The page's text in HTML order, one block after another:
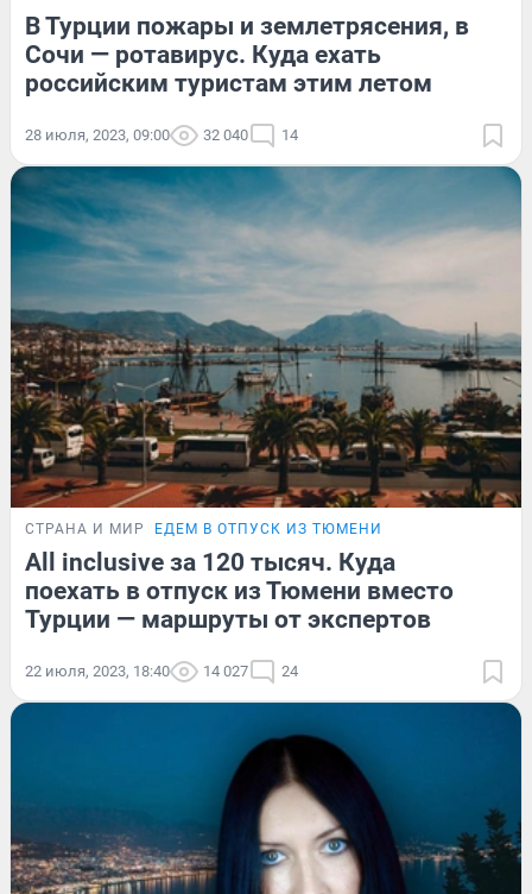
В Турции пожары и землетрясения, в
Сочи — ротавирус. Куда ехать
российским туристам этим летом
28 июля, 2023, 09:00 32 040 14
СТРАНА И МИР ЕДЕМ В ОТПУСК ИЗ ТЮМЕНИ
All inclusive за 120 тысяч. Куда
поехать в отпуск из Тюмени вместо
Турции — маршруты от экспертов
22 июля, 2023, 18:40 14 027 24